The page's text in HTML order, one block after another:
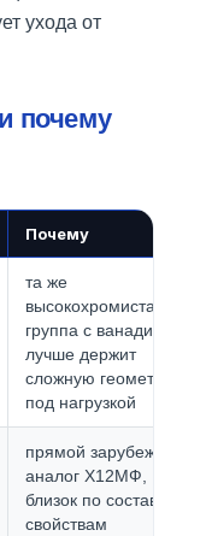
ухода от
почему
Почему
та же
высокохромистая
группа с ванадием,
лучше держит
сложную геометрию
под нагрузкой
прямой зарубежный
аналог Х12МФ,
близок по составу и
свойствам